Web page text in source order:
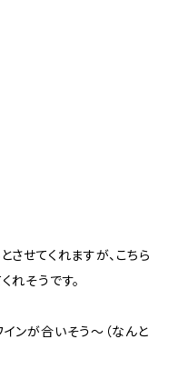
せてくれますが、こちら
れそうです。
ンが合いそう〜（なんと